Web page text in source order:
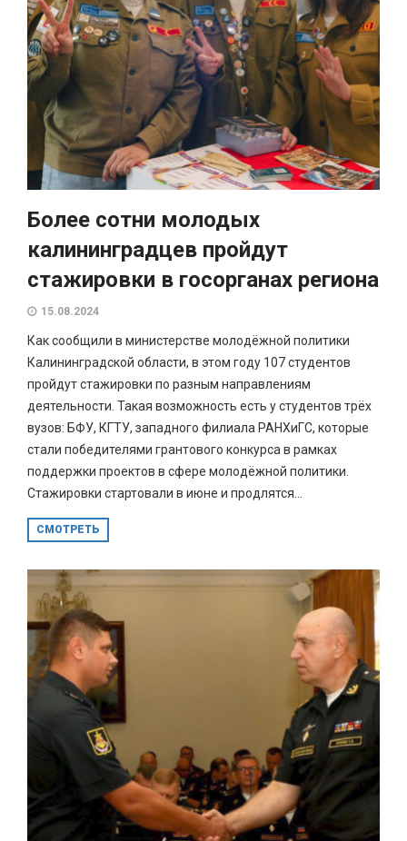
Более сотни молодых
калининградцев пройдут
стажировки в госорганах региона
15.08.2024
Как сообщили в министерстве молодёжной политики
Калининградской области, в этом году 107 студентов
пройдут стажировки по разным направлениям
деятельности. Такая возможность есть у студентов трёх
вузов: БФУ, КГТУ, западного филиала РАНХиГС, которые
стали победителями грантового конкурса в рамках
поддержки проектов в сфере молодёжной политики.
Стажировки стартовали в июне и продлятся...
СМОТРЕТЬ